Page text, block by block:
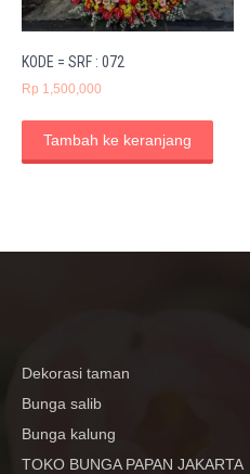
KODE = SRF : 072
Rp 1,500,000
Tambah ke keranjang
Dekorasi taman
Bunga salib
Bunga kalung
TOKO BUNGA PAPAN JAKARTA